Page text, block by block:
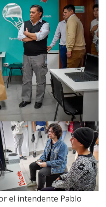
el intendente Pablo